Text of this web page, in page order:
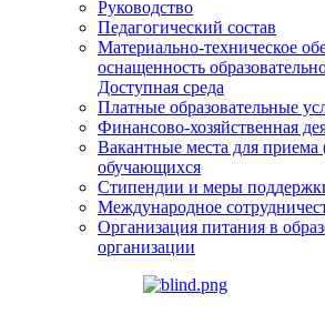
Руководство
Педагогический состав
Материально-техническое
оснащенность
Доступная среда
Платные образовательные
Финансово-хозяйственная
Вакантные места для приема
обучающихся
Стипендии и меры
Международное
Организация питания в
организации